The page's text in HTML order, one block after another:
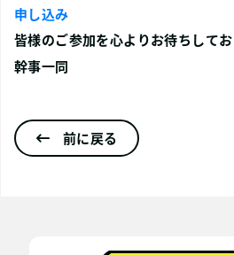
申し込み
皆様のご参加を心よりお待ちしてお
幹事一同
前に戻る